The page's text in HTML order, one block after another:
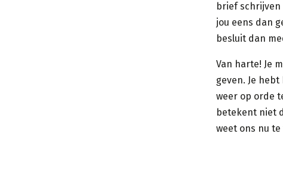
brief schrijven
jou eens dan
besluit dan
Van harte! Je
geven. Je
weer op orde
betekent niet
weet ons nu